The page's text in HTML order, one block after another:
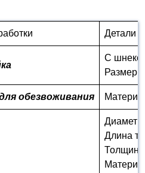
Детали
С
Размер
обезвоживания
Диаметр
Длина